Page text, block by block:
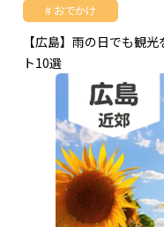
おでかけ
【広島】雨の日でも観
ト10選